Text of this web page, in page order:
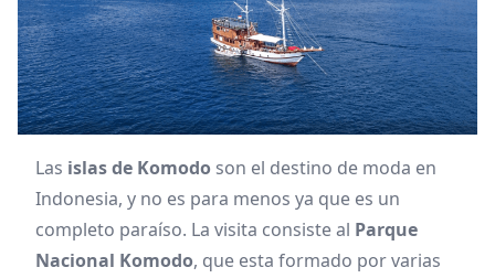
Las islas de Komodo son el destino de moda en
Indonesia, y no es para menos ya que es un
completo paraíso. La visita consiste al Parque
Nacional Komodo, que esta formado por varias